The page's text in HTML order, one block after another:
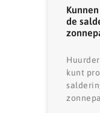
de
kunt